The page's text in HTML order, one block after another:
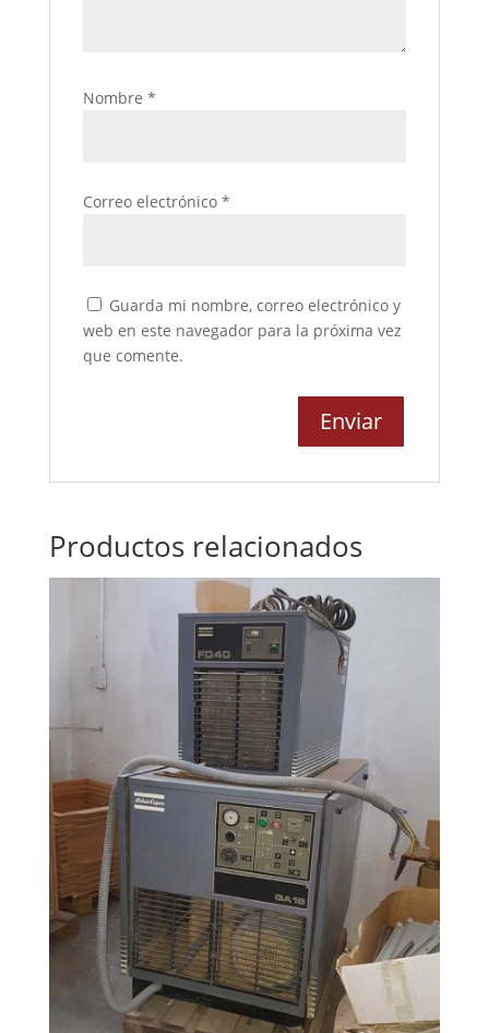
Nombre *
Correo electrónico *
Guarda mi nombre, correo electrónico y
web en este navegador para la próxima vez
que comente.
Productos relacionados